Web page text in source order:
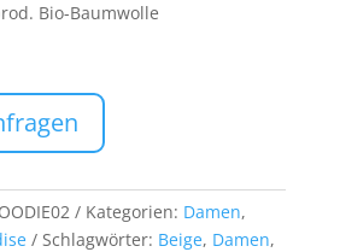
Bio-Baumwolle
Kategorien: Damen,
Schlagwörter: Beige, Damen,